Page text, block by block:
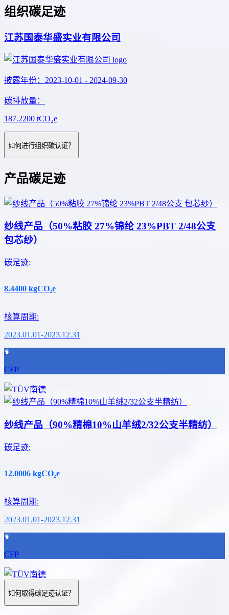
组织碳足迹
江苏国泰华盛实业有限公司
披露年份： 2023-10-01 - 2024-09-30
碳排放量：
187.2200 tCO₂e
如何进行组织碳认证？
产品碳足迹
纱线产品（50%粘胶 27%锦纶 23%PBT 2/48公支
包芯纱）
碳足迹:
8.4400 kgCO₂e
核算周期:
2023.01.01-2023.12.31
CFP
纱线产品（90%精棉10%山羊绒2/32公支半精纺）
碳足迹:
12.0006 kgCO₂e
核算周期:
2023.01.01-2023.12.31
CFP
如何取得碳足迹认证？